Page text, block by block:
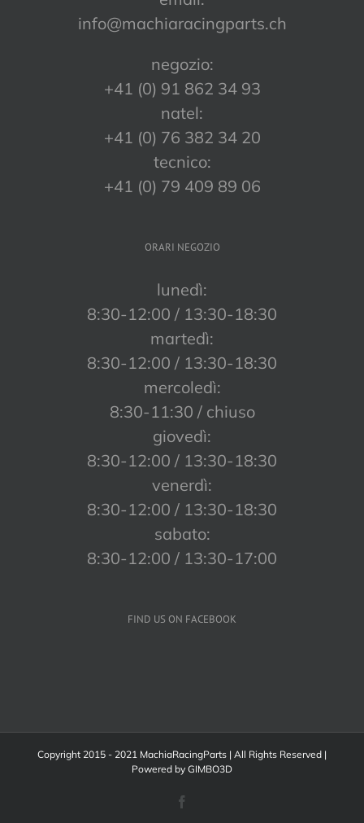
info@machiaracingparts.ch
negozio:
+41 (0) 91 862 34 93
natel:
+41 (0) 76 382 34 20
tecnico:
+41 (0) 79 409 89 06
ORARI NEGOZIO
lunedì:
8:30-12:00 / 13:30-18:30
martedì:
8:30-12:00 / 13:30-18:30
mercoledì:
8:30-11:30 / chiuso
giovedì:
8:30-12:00 / 13:30-18:30
venerdì:
8:30-12:00 / 13:30-18:30
sabato:
8:30-12:00 / 13:30-17:00
FIND US ON FACEBOOK
Copyright 2015 - 2021 MachiaRacingParts | All Rights Reserved |
Powered by GIMBO3D